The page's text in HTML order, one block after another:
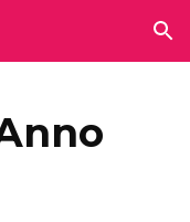
Skip to navigation